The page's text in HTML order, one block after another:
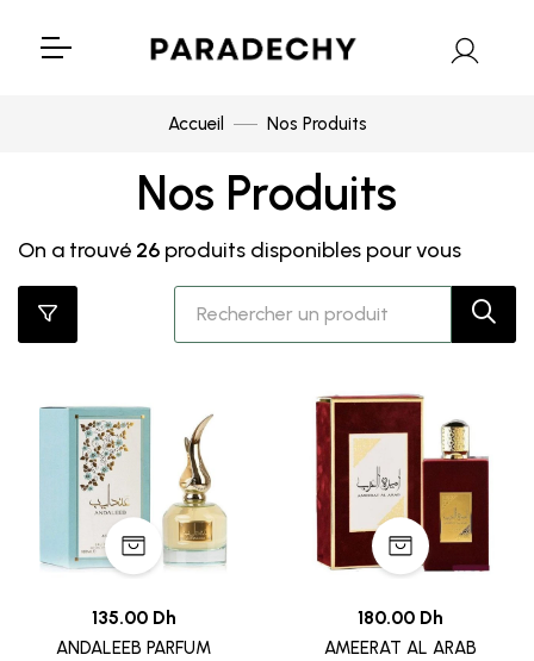
Accueil Nos Produits
Nos Produits
On a trouvé 26 produits disponibles pour vous
135.00 Dh
ANDALEEB PARFUM
180.00 Dh
AMEERAT AL ARAB